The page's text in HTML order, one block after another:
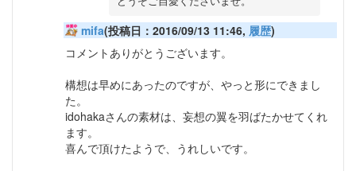
mifa(投稿日：2016/09/13 11:46, 履歴)
コメントありがとうございます。
構想は早めにあったのですが、やっと形にできまし
た。
idohakaさんの素材は、妄想の翼を羽ばたかせてくれ
ます。
喜んで頂けたようで、うれしいです。